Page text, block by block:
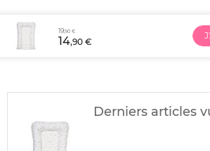
19,90 €
14,90 €
Derniers articles